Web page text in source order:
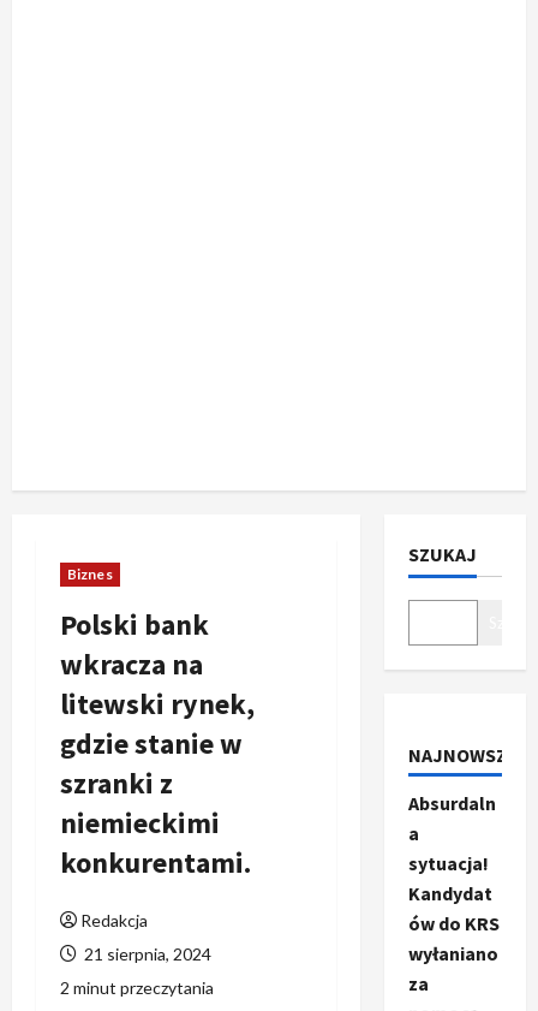
Biznes
Polski bank
wkracza na
litewski rynek,
gdzie stanie w
szranki z
niemieckimi
konkurentami.
Redakcja
21 sierpnia, 2024
2 minut przeczytania
SZUKAJ
NAJNOWSZE
Absurdaln
a
sytuacja!
Kandydat
ów do KRS
wyłaniano
za